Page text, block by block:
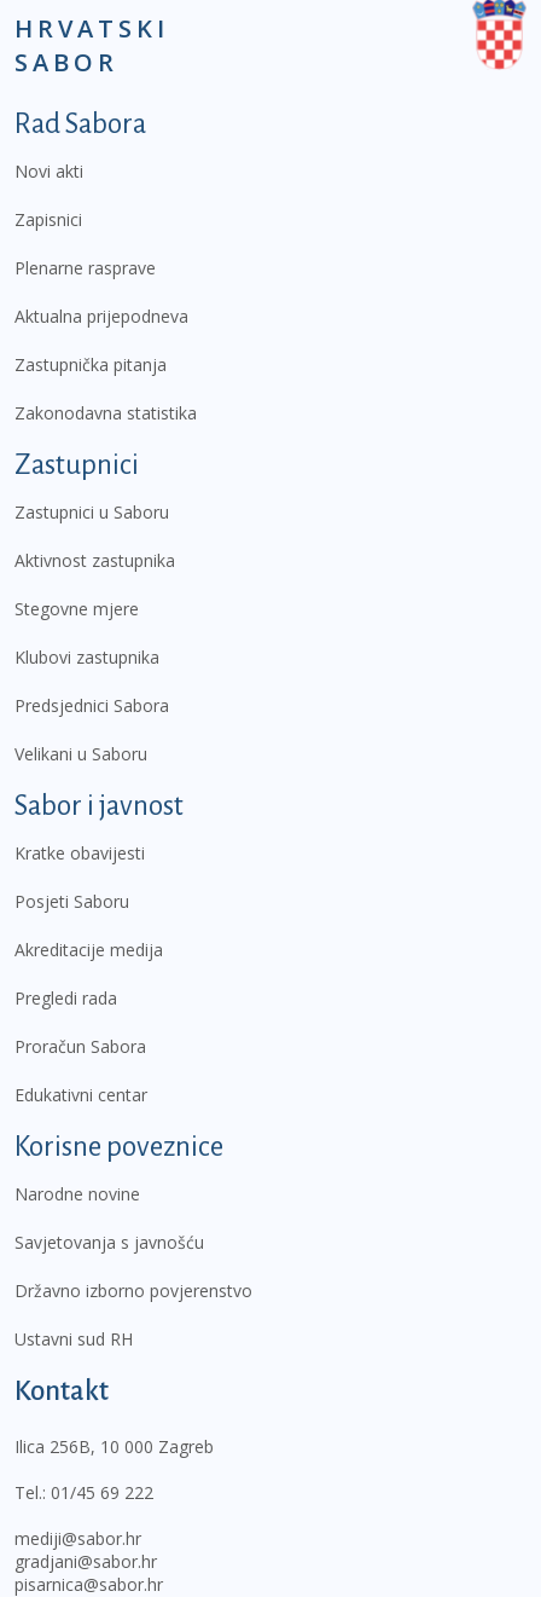
HRVATSKI
SABOR
Podnožje prvi izbornik
Rad Sabora
Novi akti
Zapisnici
Plenarne rasprave
Aktualna prijepodneva
Zastupnička pitanja
Zakonodavna statistika
Zastupnici
Zastupnici u Saboru
Aktivnost zastupnika
Stegovne mjere
Klubovi zastupnika
Predsjednici Sabora
Velikani u Saboru
Sabor i javnost
Kratke obavijesti
Posjeti Saboru
Akreditacije medija
Pregledi rada
Proračun Sabora
Edukativni centar
Korisne poveznice
Narodne novine
Savjetovanja s javnošću
Državno izborno povjerenstvo
Ustavni sud RH
Kontakt
Ilica 256B, 10 000 Zagreb
Tel.: 01/45 69 222
mediji@sabor.hr
gradjani@sabor.hr
pisarnica@sabor.hr